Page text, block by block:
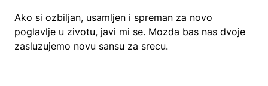
Ako si ozbiljan, usamljen i spreman za novo
poglavlje u zivotu, javi mi se. Mozda bas nas dvoje
zasluzujemo novu sansu za srecu.